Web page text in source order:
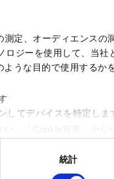
定、オーディエンスの
ジーを使用して、当
うな目的で使用するか
してデバイスを特定しま
。「Cookie宣言」から
に必要なものです。そ
統計